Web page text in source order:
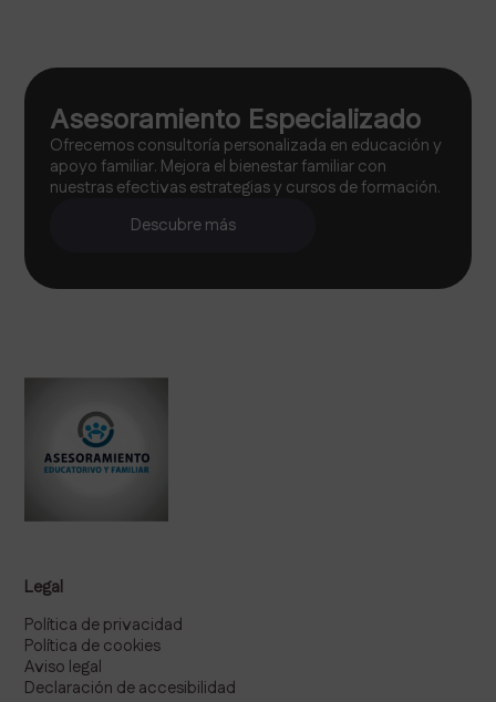
Asesoramiento Especializado
Ofrecemos consultoría personalizada en educación y
apoyo familiar. Mejora el bienestar familiar con
nuestras efectivas estrategias y cursos de formación.
Descubre más
Legal
Política de privacidad
Política de cookies
Aviso legal
Declaración de accesibilidad